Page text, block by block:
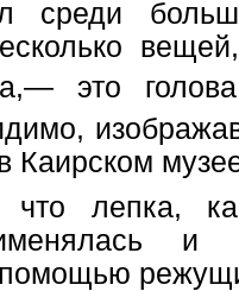
среди
это
Каирском
что лепка,
и